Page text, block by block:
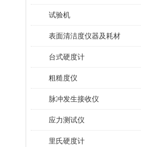
试验机
表面清洁度仪器及耗材
台式硬度计
粗糙度仪
脉冲发生接收仪
应力测试仪
里氏硬度计